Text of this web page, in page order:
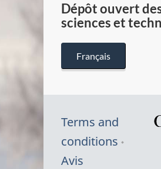
Dépôt ouvert
sciences et
Français
Terms and
conditions
Avis